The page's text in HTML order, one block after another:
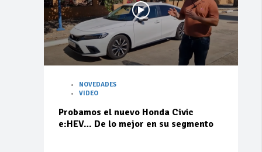
NOVEDADES
VIDEO
Probamos el nuevo Honda Civic
e:HEV… De lo mejor en su segmento